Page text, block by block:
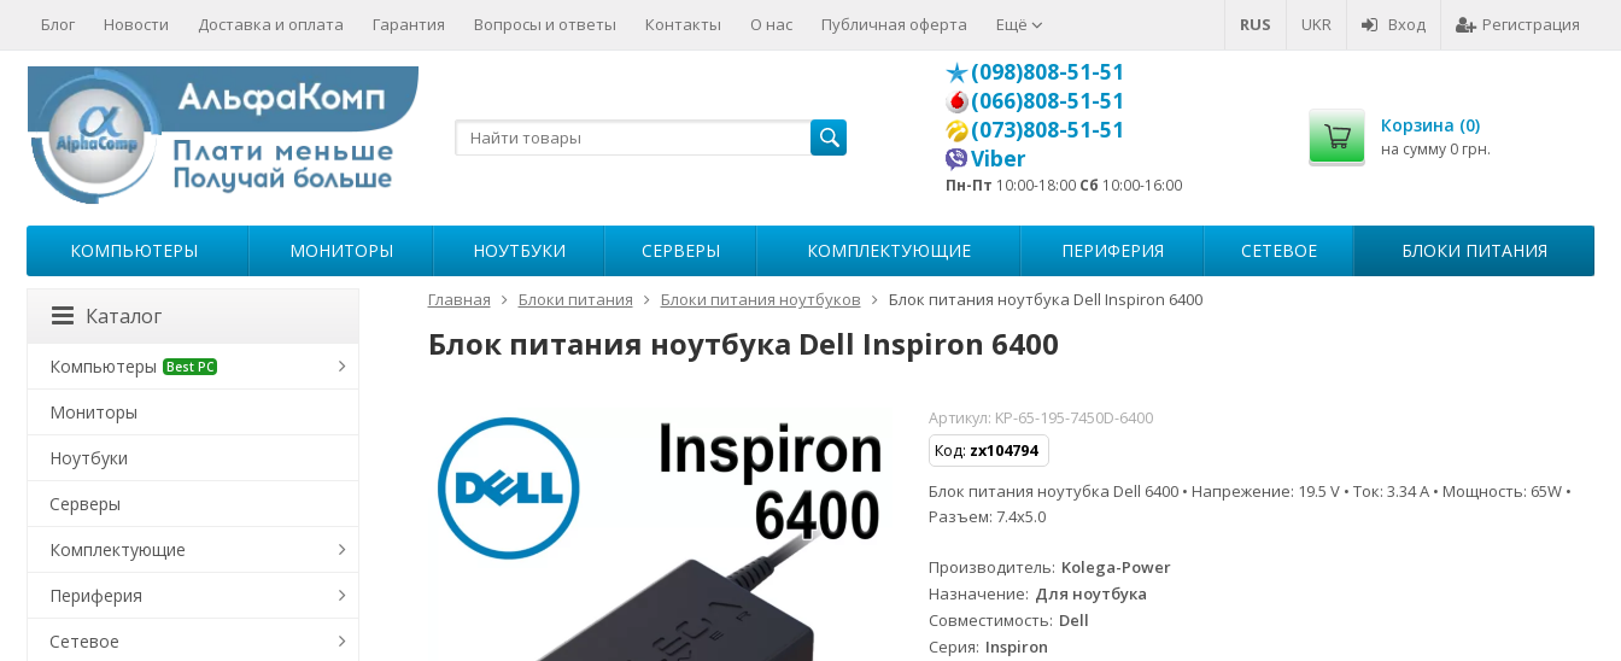
RUS UKR Вход Регистрация
Блог Новости Доставка и оплата Гарантия Вопросы и ответы Контакты О нас Публичная оферта Ещё
(098)808-51-51
(066)808-51-51
(073)808-51-51
Viber
Пн-Пт 10:00-18:00 Сб 10:00-16:00
Корзина (0)
на сумму 0 грн.
КОМПЬЮТЕРЫ МОНИТОРЫ НОУТБУКИ СЕРВЕРЫ КОМПЛЕКТУЮЩИЕ ПЕРИФЕРИЯ СЕТЕВОЕ БЛОКИ ПИТАНИЯ
Главная Блоки питания Блоки питания ноутбуков Блок питания ноутбука Dell Inspiron 6400
Блок питания ноутбука Dell Inspiron 6400
Артикул: KP-65-195-7450D-6400
Код: zx104794
Блок питания ноутубка Dell 6400 • Напрежение: 19.5 V • Ток: 3.34 A • Мощность: 65W •
Разъем: 7.4x5.0
Производитель Kolega-Power
Назначение Для ноутбука
Совместимость Dell
Серия Inspiron
Каталог
Компьютеры Best PC
Мониторы
Ноутбуки
Серверы
Комплектующие
Периферия
Сетевое